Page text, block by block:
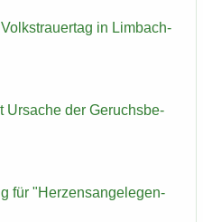
in Limbach-​
Ur­sa­che der Ge­ruchs­be­
für "Her­zens­an­ge­le­gen­